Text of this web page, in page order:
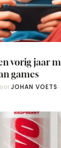
vorig jaar
games
JOHAN VOETS